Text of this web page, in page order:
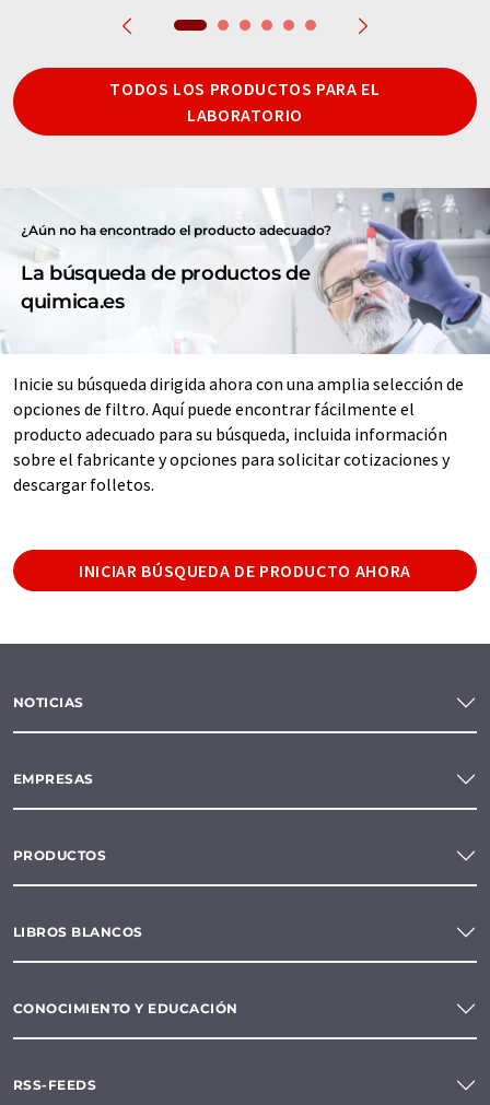
TODOS LOS PRODUCTOS PARA EL
LABORATORIO
¿Aún no ha encontrado el producto adecuado?
La búsqueda de productos de
quimica.es
Inicie su búsqueda dirigida ahora con una amplia selección de
opciones de filtro. Aquí puede encontrar fácilmente el
producto adecuado para su búsqueda, incluida información
sobre el fabricante y opciones para solicitar cotizaciones y
descargar folletos.
INICIAR BÚSQUEDA DE PRODUCTO AHORA
NOTICIAS
EMPRESAS
PRODUCTOS
LIBROS BLANCOS
CONOCIMIENTO Y EDUCACIÓN
RSS-FEEDS